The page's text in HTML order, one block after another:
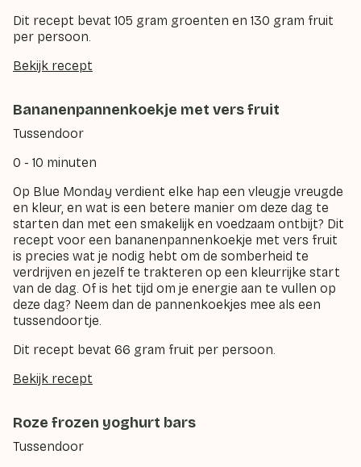
Dit recept bevat 105 gram groenten en 130 gram fruit
per persoon.
Bekijk recept
Bananenpannenkoekje met vers fruit
Tussendoor
0 - 10 minuten
Op Blue Monday verdient elke hap een vleugje vreugde
en kleur, en wat is een betere manier om deze dag te
starten dan met een smakelijk en voedzaam ontbijt? Dit
recept voor een bananenpannenkoekje met vers fruit
is precies wat je nodig hebt om de somberheid te
verdrijven en jezelf te trakteren op een kleurrijke start
van de dag. Of is het tijd om je energie aan te vullen op
deze dag? Neem dan de pannenkoekjes mee als een
tussendoortje.
Dit recept bevat 66 gram fruit per persoon.
Bekijk recept
Roze frozen yoghurt bars
Tussendoor